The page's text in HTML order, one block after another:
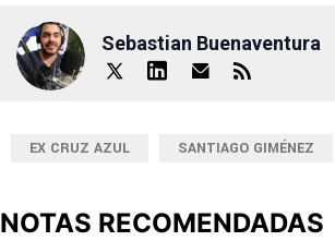
Sebastian Buenaventura
EX CRUZ AZUL SANTIAGO GIMÉNEZ
NOTAS RECOMENDADAS